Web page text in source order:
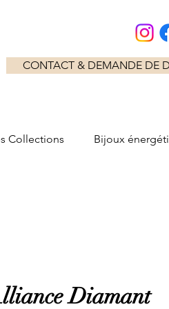
CONTACT & DEMANDE DE
Collections Bijoux
Diamant